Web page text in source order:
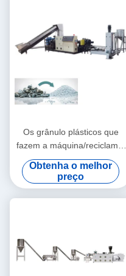
Os grânulo plásticos que
fazem a máquina/reciclam a
máquina da pelotização
Obtenha o melhor
preço